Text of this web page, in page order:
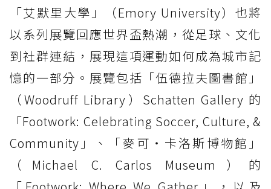
「艾默里大學」（Emory University）也將
以系列展覽回應世界盃熱潮，從足球、文化
到社群連結，展現這項運動如何成為城市記
憶的一部分。展覽包括「伍德拉夫圖書館」
（Woodruff Library）Schatten Gallery 的
「Footwork: Celebrating Soccer, Culture, &
Community」、「麥可・卡洛斯博物館」
（Michael C. Carlos Museum）的